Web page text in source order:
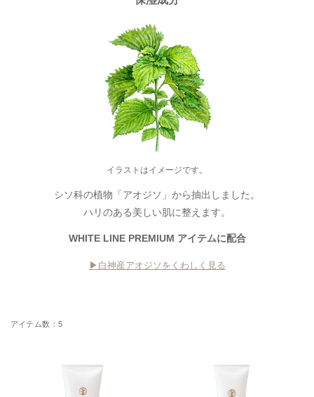
イラストはイメージです。
シソ科の植物「アオジソ」から抽出しました。
ハリのある美しい肌に整えます。
WHITE LINE PREMIUM アイテムに配合
▶︎白神産アオジソをくわしく見る
5